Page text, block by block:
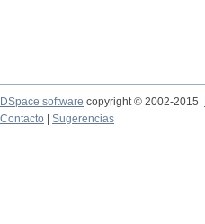
DSpace software copyright © 2002-2015
Contacto
Sugerencias